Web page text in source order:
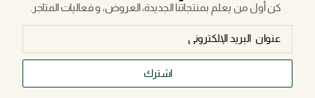
كن أول من يعلم بمنتجاتنا الجديدة، العروض، و فعاليات المتاجر.
اشترك